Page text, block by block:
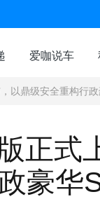
爱咖说车
以鼎级安全重构行
正式
豪华